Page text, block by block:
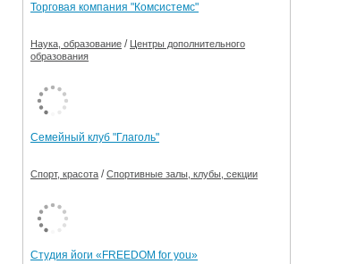
Торговая компания "Комсистемс"
Наука, образование / Центры дополнительного
образования
Семейный клуб "Глаголь"
Спорт, красота /Спортивные залы, клубы, секции
Студия йоги «FREEDOM for you»